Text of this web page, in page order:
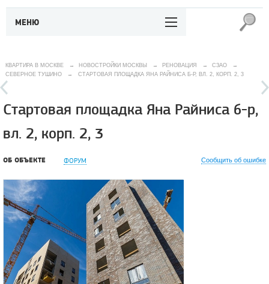
МЕНЮ
КВАРТИРА В МОСКВЕ → НОВОСТРОЙКИ МОСКВЫ → РЕНОВАЦИЯ → СЗАО
→
СЕВЕРНОЕ ТУШИНО
→ СТАРТОВАЯ ПЛОЩАДКА ЯНА РАЙНИСА Б-Р, ВЛ. 2, КОРП. 2, 3
Стартовая площадка Яна Райниса б-р,
вл. 2, корп. 2, 3
ОБ ОБЪЕКТЕ ФОРУМ Сообщить об ошибке